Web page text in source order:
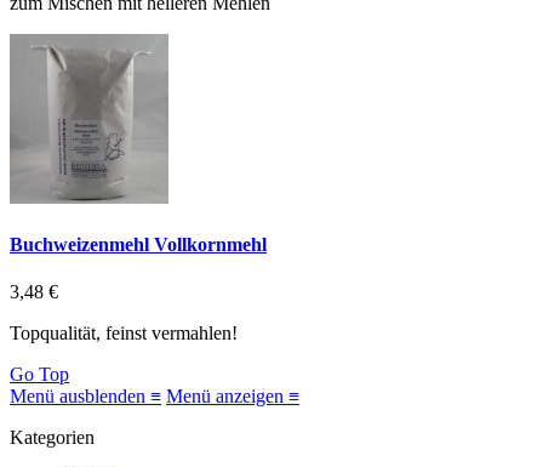
Buchweizenmehl Vollkornmehl
3,48 €
Topqualität, feinst vermahlen!
Go Top
Menü ausblenden ≡ Menü anzeigen ≡
Kategorien